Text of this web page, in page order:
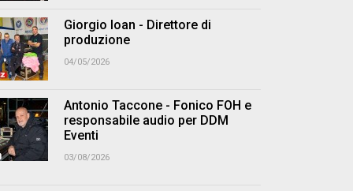
Giorgio Ioan - Direttore di
produzione
04/05/2026
Antonio Taccone - Fonico FOH e
responsabile audio per DDM
Eventi
03/08/2026